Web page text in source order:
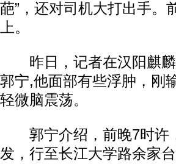
葩”，还对司机大打出手。
上。
昨日，记者在汉阳麒麟
郭宁,他面部有些浮肿，刚
轻微脑震荡。
郭宁介绍，前晚7时许
发，行至长江大学路余家